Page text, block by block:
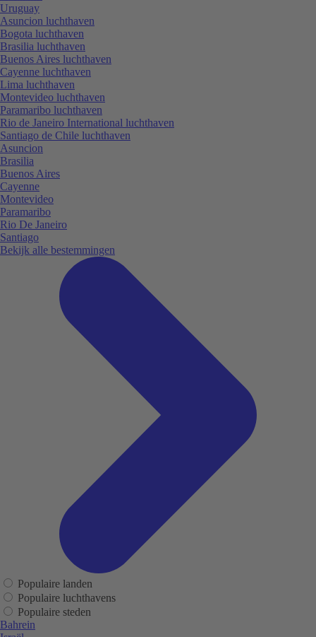
Uruguay
Asuncion luchthaven
Bogota luchthaven
Brasilia luchthaven
Buenos Aires luchthaven
Cayenne luchthaven
Lima luchthaven
Montevideo luchthaven
Paramaribo luchthaven
Rio de Janeiro International luchthaven
Santiago de Chile luchthaven
Asuncion
Brasilia
Buenos Aires
Cayenne
Montevideo
Paramaribo
Rio De Janeiro
Santiago
Bekijk alle bestemmingen
Populaire landen
Populaire luchthavens
Populaire steden
Bahrein